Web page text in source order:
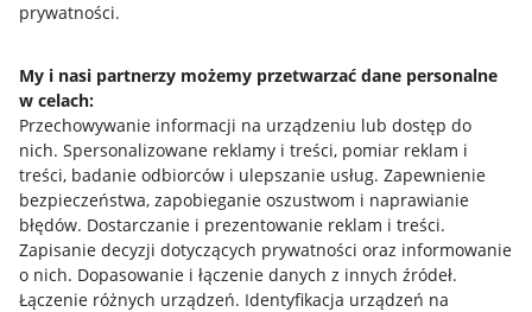
prywatności.
My i nasi partnerzy możemy przetwarzać dane personalne
w celach:
Przechowywanie informacji na urządzeniu lub dostęp do
nich. Spersonalizowane reklamy i treści, pomiar reklam i
treści, badanie odbiorców i ulepszanie usług. Zapewnienie
bezpieczeństwa, zapobieganie oszustwom i naprawianie
błędów. Dostarczanie i prezentowanie reklam i treści.
Zapisanie decyzji dotyczących prywatności oraz informowanie
o nich. Dopasowanie i łączenie danych z innych źródeł.
Łączenie różnych urządzeń. Identyfikacja urządzeń na
Jak to działa
Allegro Gadane dla sprzedających
Allegro Gadane dla kupujących
Mapa miejscowości
Informacje prawne
Regulamin